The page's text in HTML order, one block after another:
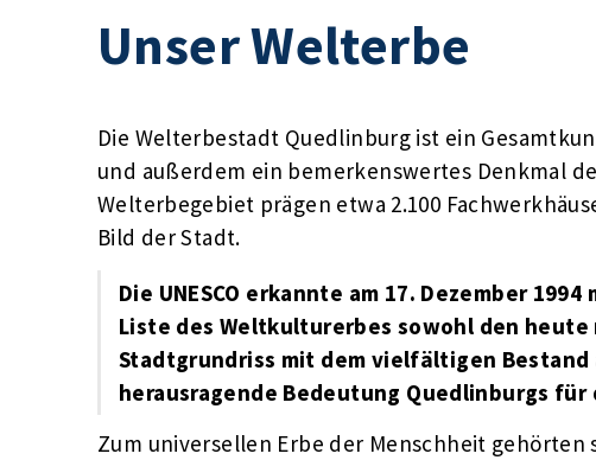
Unser Welterbe
Die Welterbestadt Quedlinburg ist ein
und außerdem ein bemerkenswertes Denkmal
Welterbegebiet prägen etwa 2.100
Bild der Stadt.
Die UNESCO erkannte am 17. Dezember
Liste des Weltkulturerbes sowohl den
Stadtgrundriss mit dem vielfältigen Bestand
herausragende Bedeutung Quedlinburgs für
Zum universellen Erbe der Menschheit